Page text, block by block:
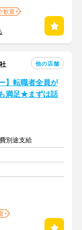
歓迎
他の店舗
】転職者全員が
満足★まずは話
別途支給